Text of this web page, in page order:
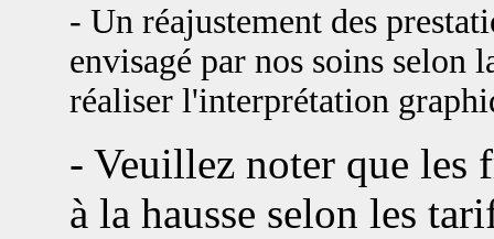
- Un réajustement des
envisagé par nos soins
réaliser l'interprétation
- Veuillez noter que les
à la hausse selon les